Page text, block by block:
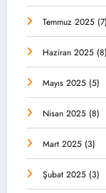
Temmuz 2025 (7)
Haziran 2025 (8)
Mayıs 2025 (5)
Nisan 2025 (8)
Mart 2025 (3)
Şubat 2025 (3)